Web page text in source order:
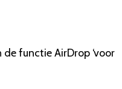
functie AirDrop ‘voor